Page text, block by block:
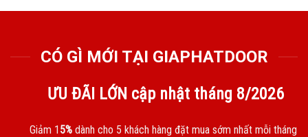
CÓ GÌ MỚI TẠI GIAPHATDOOR
ƯU ĐÃI LỚN cập nhật tháng 8/2026
Giảm 15% dành cho 5 khách hàng đặt mua sớm nhất mỗi tháng